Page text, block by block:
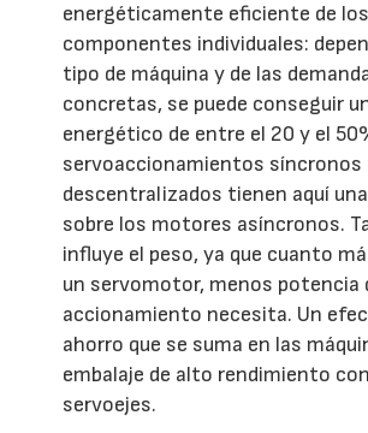
energéticamente eficiente de los
componentes individuales:
tipo de máquina y de las
concretas, se puede conseguir
energético de entre el 20 y el
servoaccionamientos síncronos
descentralizados tienen aquí
sobre los motores asíncronos.
influye el peso, ya que cuanto
un servomotor, menos potencia
accionamiento necesita. Un
ahorro que se suma en las
embalaje de alto rendimiento
servoejes.